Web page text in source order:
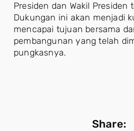
Presiden dan Wakil Presiden
Dukungan ini akan menjadi
mencapai tujuan bersama
pembangunan yang telah
pungkasnya.
Share: